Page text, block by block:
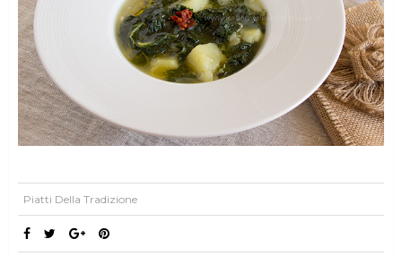
Piatti Della Tradizione